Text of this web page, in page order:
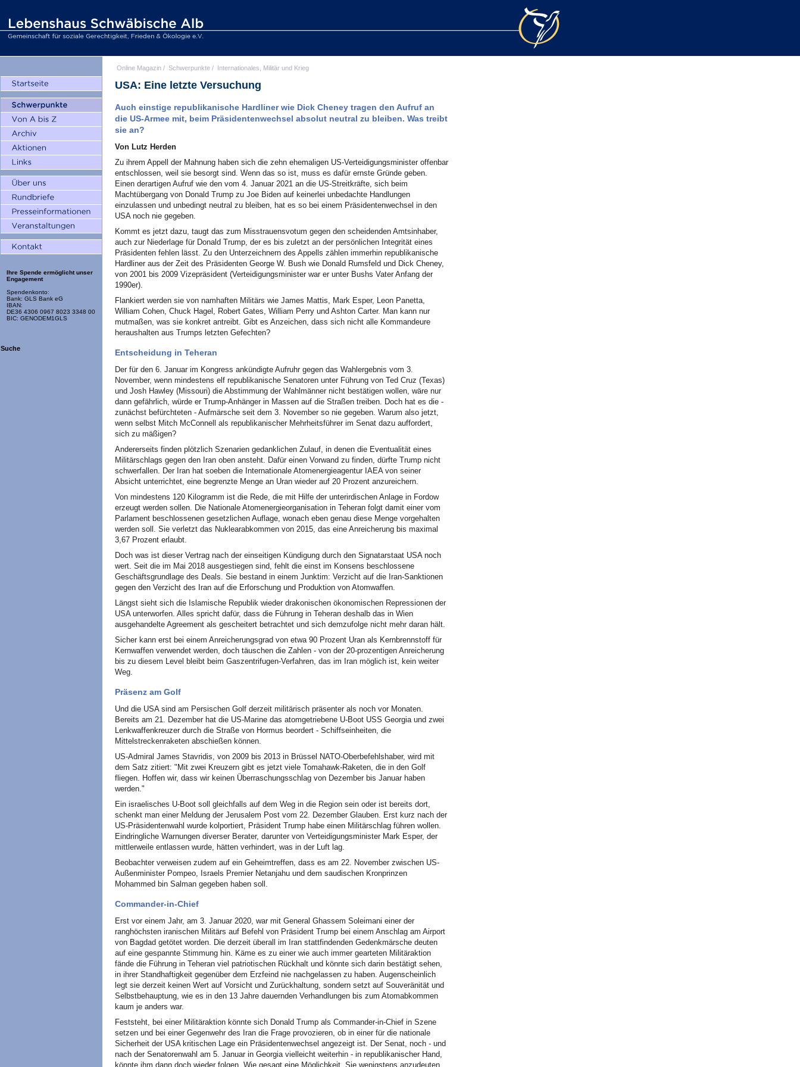
Ihre Spende ermöglicht unser
Engagement
Spendenkonto:
Bank: GLS Bank eG
IBAN:
DE36 4306 0967 8023 3348 00
BIC: GENODEM1GLS
Suche
Online Magazin / Schwerpunkte / Internationales, Militär und Krieg
USA: Eine letzte Versuchung
Auch einstige republikanische Hardliner wie Dick Cheney tragen den Aufruf an
die US-Armee mit, beim Präsidentenwechsel absolut neutral zu bleiben. Was treibt
sie an?
Von Lutz Herden
Zu ihrem Appell der Mahnung haben sich die zehn ehemaligen US-Verteidigungsminister offenbar
entschlossen, weil sie besorgt sind. Wenn das so ist, muss es dafür ernste Gründe geben.
Einen derartigen Aufruf wie den vom 4. Januar 2021 an die US-Streitkräfte, sich beim
Machtübergang von Donald Trump zu Joe Biden auf keinerlei unbedachte Handlungen
einzulassen und unbedingt neutral zu bleiben, hat es so bei einem Präsidentenwechsel in den
USA noch nie gegeben.
Kommt es jetzt dazu, taugt das zum Misstrauensvotum gegen den scheidenden Amtsinhaber,
auch zur Niederlage für Donald Trump, der es bis zuletzt an der persönlichen Integrität eines
Präsidenten fehlen lässt. Zu den Unterzeichnern des Appells zählen immerhin republikanische
Hardliner aus der Zeit des Präsidenten George W. Bush wie Donald Rumsfeld und Dick Cheney,
von 2001 bis 2009 Vizepräsident (Verteidigungsminister war er unter Bushs Vater Anfang der
1990er).
Flankiert werden sie von namhaften Militärs wie James Mattis, Mark Esper, Leon Panetta,
William Cohen, Chuck Hagel, Robert Gates, William Perry und Ashton Carter. Man kann nur
mutmaßen, was sie konkret antreibt. Gibt es Anzeichen, dass sich nicht alle Kommandeure
heraushalten aus Trumps letzten Gefechten?
Entscheidung in Teheran
Der für den 6. Januar im Kongress ankündigte Aufruhr gegen das Wahlergebnis vom 3.
November, wenn mindestens elf republikanische Senatoren unter Führung von Ted Cruz (Texas)
und Josh Hawley (Missouri) die Abstimmung der Wahlmänner nicht bestätigen wollen, wäre nur
dann gefährlich, würde er Trump-Anhänger in Massen auf die Straßen treiben. Doch hat es die -
zunächst befürchteten - Aufmärsche seit dem 3. November so nie gegeben. Warum also jetzt,
wenn selbst Mitch McConnell als republikanischer Mehrheitsführer im Senat dazu auffordert,
sich zu mäßigen?
Andererseits finden plötzlich Szenarien gedanklichen Zulauf, in denen die Eventualität eines
Militärschlags gegen den Iran oben ansteht. Dafür einen Vorwand zu finden, dürfte Trump nicht
schwerfallen. Der Iran hat soeben die Internationale Atomenergieagentur IAEA von seiner
Absicht unterrichtet, eine begrenzte Menge an Uran wieder auf 20 Prozent anzureichern.
Von mindestens 120 Kilogramm ist die Rede, die mit Hilfe der unterirdischen Anlage in Fordow
erzeugt werden sollen. Die Nationale Atomenergieorganisation in Teheran folgt damit einer vom
Parlament beschlossenen gesetzlichen Auflage, wonach eben genau diese Menge vorgehalten
werden soll. Sie verletzt das Nuklearabkommen von 2015, das eine Anreicherung bis maximal
3,67 Prozent erlaubt.
Doch was ist dieser Vertrag nach der einseitigen Kündigung durch den Signatarstaat USA noch
wert. Seit die im Mai 2018 ausgestiegen sind, fehlt die einst im Konsens beschlossene
Geschäftsgrundlage des Deals. Sie bestand in einem Junktim: Verzicht auf die Iran-Sanktionen
gegen den Verzicht des Iran auf die Erforschung und Produktion von Atomwaffen.
Längst sieht sich die Islamische Republik wieder drakonischen ökonomischen Repressionen der
USA unterworfen. Alles spricht dafür, dass die Führung in Teheran deshalb das in Wien
ausgehandelte Agreement als gescheitert betrachtet und sich demzufolge nicht mehr daran hält.
Sicher kann erst bei einem Anreicherungsgrad von etwa 90 Prozent Uran als Kernbrennstoff für
Kernwaffen verwendet werden, doch täuschen die Zahlen - von der 20-prozentigen Anreicherung
bis zu diesem Level bleibt beim Gaszentrifugen-Verfahren, das im Iran möglich ist, kein weiter
Weg.
Präsenz am Golf
Und die USA sind am Persischen Golf derzeit militärisch präsenter als noch vor Monaten.
Bereits am 21. Dezember hat die US-Marine das atomgetriebene U-Boot USS Georgia und zwei
Lenkwaffenkreuzer durch die Straße von Hormus beordert - Schiffseinheiten, die
Mittelstreckenraketen abschießen können.
US-Admiral James Stavridis, von 2009 bis 2013 in Brüssel NATO-Oberbefehlshaber, wird mit
dem Satz zitiert: "Mit zwei Kreuzern gibt es jetzt viele Tomahawk-Raketen, die in den Golf
fliegen. Hoffen wir, dass wir keinen Überraschungsschlag von Dezember bis Januar haben
werden."
Ein israelisches U-Boot soll gleichfalls auf dem Weg in die Region sein oder ist bereits dort,
schenkt man einer Meldung der Jerusalem Post vom 22. Dezember Glauben. Erst kurz nach der
US-Präsidentenwahl wurde kolportiert, Präsident Trump habe einen Militärschlag führen wollen.
Eindringliche Warnungen diverser Berater, darunter von Verteidigungsminister Mark Esper, der
mittlerweile entlassen wurde, hätten verhindert, was in der Luft lag.
Beobachter verweisen zudem auf ein Geheimtreffen, dass es am 22. November zwischen US-
Außenminister Pompeo, Israels Premier Netanjahu und dem saudischen Kronprinzen
Mohammed bin Salman gegeben haben soll.
Commander-in-Chief
Erst vor einem Jahr, am 3. Januar 2020, war mit General Ghassem Soleimani einer der
ranghöchsten iranischen Militärs auf Befehl von Präsident Trump bei einem Anschlag am Airport
von Bagdad getötet worden. Die derzeit überall im Iran stattfindenden Gedenkmärsche deuten
auf eine gespannte Stimmung hin. Käme es zu einer wie auch immer gearteten Militäraktion
fände die Führung in Teheran viel patriotischen Rückhalt und könnte sich darin bestätigt sehen,
in ihrer Standhaftigkeit gegenüber dem Erzfeind nie nachgelassen zu haben. Augenscheinlich
legt sie derzeit keinen Wert auf Vorsicht und Zurückhaltung, sondern setzt auf Souveränität und
Selbstbehauptung, wie es in den 13 Jahre dauernden Verhandlungen bis zum Atomabkommen
kaum je anders war.
Feststeht, bei einer Militäraktion könnte sich Donald Trump als Commander-in-Chief in Szene
setzen und bei einer Gegenwehr des Iran die Frage provozieren, ob in einer für die nationale
Sicherheit der USA kritischen Lage ein Präsidentenwechsel angezeigt ist. Der Senat, noch - und
nach der Senatorenwahl am 5. Januar in Georgia vielleicht weiterhin - in republikanischer Hand,
könnte ihm dann doch wieder folgen. Wie gesagt eine Möglichkeit. Sie wenigstens anzudeuten,